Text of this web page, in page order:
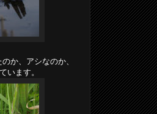
か、アシなのか、
います。